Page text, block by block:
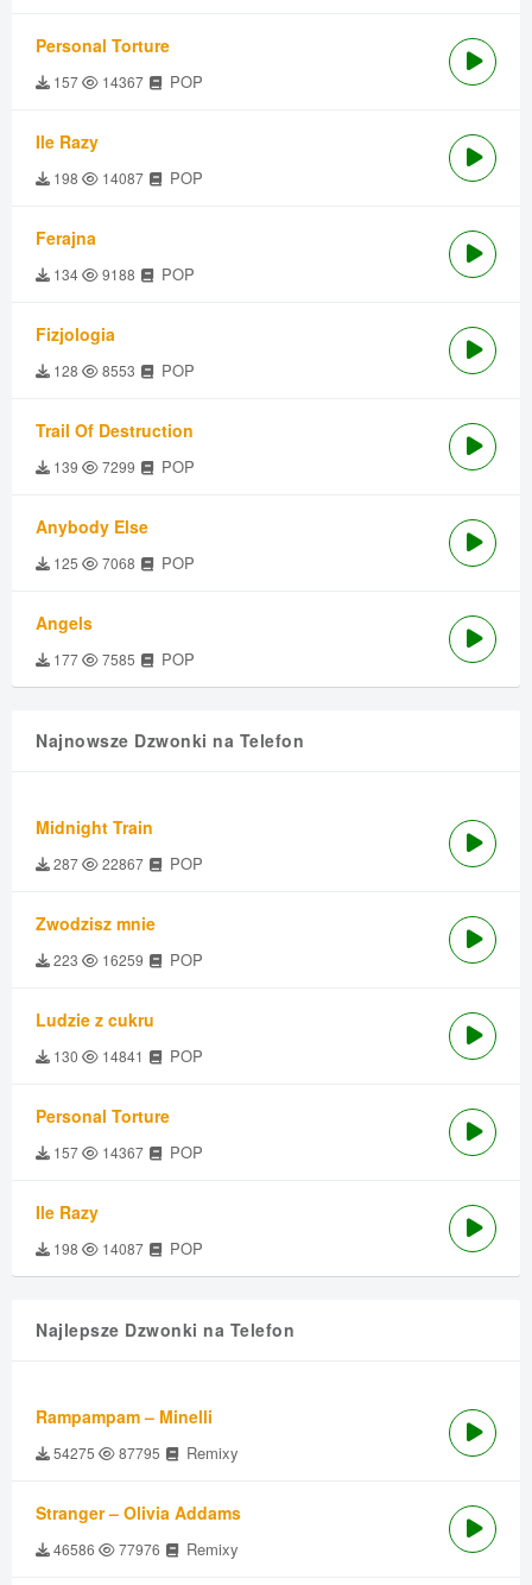
Personal Torture
157 14367 POP
Ile Razy
198 14087 POP
Ferajna
134 9188 POP
Fizjologia
128 8553 POP
Trail Of Destruction
139 7299 POP
Anybody Else
125 7068 POP
Angels
177 7585 POP
Najnowsze Dzwonki na Telefon
Midnight Train
287 22867 POP
Zwodzisz mnie
223 16259 POP
Ludzie z cukru
130 14841 POP
Personal Torture
157 14367 POP
Ile Razy
198 14087 POP
Najlepsze Dzwonki na Telefon
Rampampam – Minelli
54275 87795 Remixy
Stranger – Olivia Addams
46586 77976 Remixy